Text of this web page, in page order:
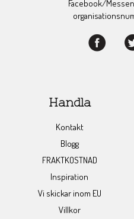
Facebook/
Handla
Kontakt
Blogg
FRAKTKOSTNAD
Inspiration
Vi skickar inom EU
Villkor